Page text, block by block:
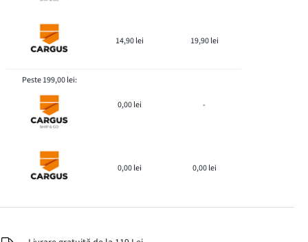
14,90 lei 19,90 lei
Peste 199,00 lei:
0,00 lei -
0,00 lei 0,00 lei